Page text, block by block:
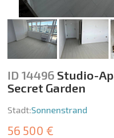
ID 14496 Studio-
Secret Garden
Stadt:Sonnenstrand
56 500 €